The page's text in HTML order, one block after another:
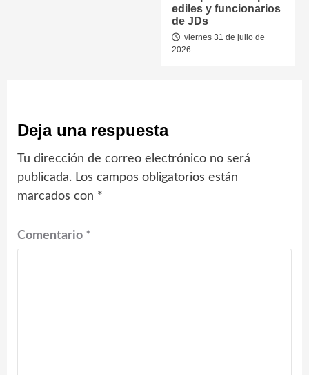
ediles y funcionarios
de JDs
viernes 31 de julio de
2026
Deja una respuesta
Tu dirección de correo electrónico no será
publicada. Los campos obligatorios están
marcados con *
Comentario *